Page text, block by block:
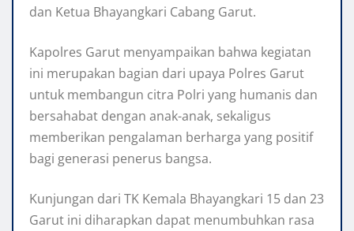
dan Ketua Bhayangkari Cabang Garut.
Kapolres Garut menyampaikan bahwa kegiatan
ini merupakan bagian dari upaya Polres Garut
untuk membangun citra Polri yang humanis dan
bersahabat dengan anak-anak, sekaligus
memberikan pengalaman berharga yang positif
bagi generasi penerus bangsa.
Kunjungan dari TK Kemala Bhayangkari 15 dan 23
Garut ini diharapkan dapat menumbuhkan rasa